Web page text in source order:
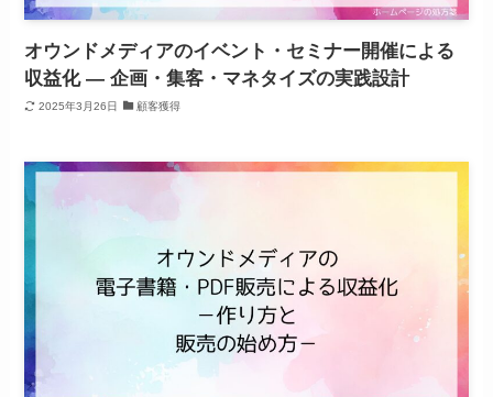
オウンドメディアのイベント・セミナー開催による
収益化 ― 企画・集客・マネタイズの実践設計
2025年3月26日 顧客獲得